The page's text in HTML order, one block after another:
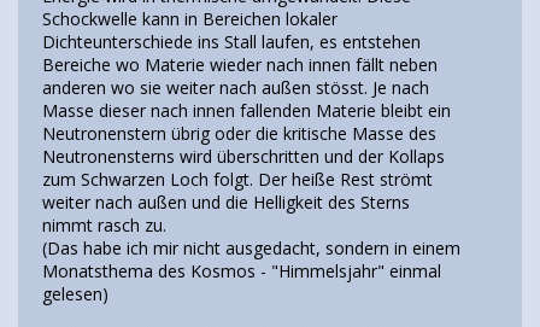
Schockwelle kann in Bereichen lokaler
Dichteunterschiede ins Stall laufen, es entstehen
Bereiche wo Materie wieder nach innen fällt neben
anderen wo sie weiter nach außen stösst. Je nach
Masse dieser nach innen fallenden Materie bleibt ein
Neutronenstern übrig oder die kritische Masse des
Neutronensterns wird überschritten und der Kollaps
zum Schwarzen Loch folgt. Der heiße Rest strömt
weiter nach außen und die Helligkeit des Sterns
nimmt rasch zu.
(Das habe ich mir nicht ausgedacht, sondern in einem
Monatsthema des Kosmos - "Himmelsjahr" einmal
gelesen)